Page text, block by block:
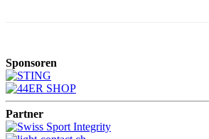
Sponsoren
Partner